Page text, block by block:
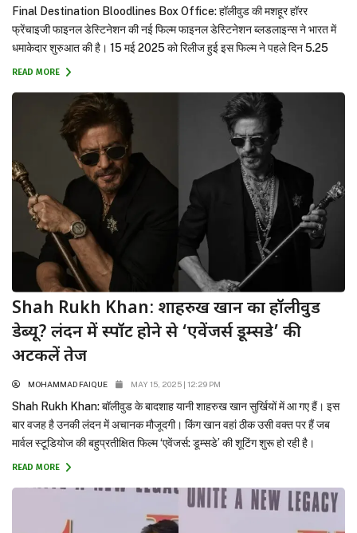
Final Destination Bloodlines Box Office: हॉलीवुड की मशहूर हॉरर
फ्रेंचाइजी फाइनल डेस्टिनेशन की नई फिल्म फाइनल डेस्टिनेशन ब्लडलाइन्स ने भारत में
धमाकेदार शुरुआत की है। 15 मई 2025 को रिलीज हुई इस फिल्म ने पहले दिन 5.25
करोड़ रुपयेकी शानदार कमाई की, जिसमें 30 लाख रुपये मिडनाइट प्रीव्यू शोज से आए।
READ MORE
Shah Rukh Khan: शाहरुख खान का हॉलीवुड
डेब्यू? लंदन में स्पॉट होने से ‘एवेंजर्स डूम्सडे’ की
अटकलें तेज
MOHAMMAD FAIQUE MAY 15, 2025 | 12:29 PM
Shah Rukh Khan: बॉलीवुड के बादशाह यानी शाहरुख खान सुर्खियों में आ गए हैं। इस
बार वजह है उनकी लंदन में अचानक मौजूदगी। किंग खान वहां ठीक उसी वक्त पर हैं जब
मार्वल स्टूडियोज की बहुप्रतीक्षित फिल्म ‘एवेंजर्स: डूम्सडे’ की शूटिंग शुरू हो रही है।
शाहरुख का लंदन में होना फैंस के बीच चर्चा का...
READ MORE